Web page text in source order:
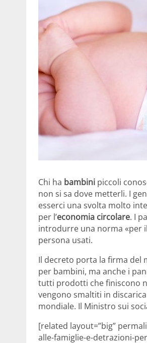
Chi ha bambini piccoli
non si sa dove metterli. I
esserci una svolta molto
per l’economia circolare. I
introdurre una norma «per
persona usati.
Il decreto porta la firma del
per bambini, ma anche i
tutti prodotti che finiscono
vengono smaltiti in
mondiale. Il Ministro sui
[related layout=”big”
alle-famiglie-e-detrazioni-